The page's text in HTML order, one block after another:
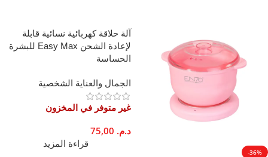
-36%
آلة حلاقة كهربائية نسائية قابلة
لإعادة الشحن Easy Max للبشرة
الحساسة
الجمال والعناية الشخصية
غير متوفر في المخزون
د.م.
قراءة المزيد